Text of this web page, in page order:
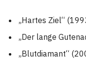
„Hartes Ziel“
„Der lange
„Blutdiamant“